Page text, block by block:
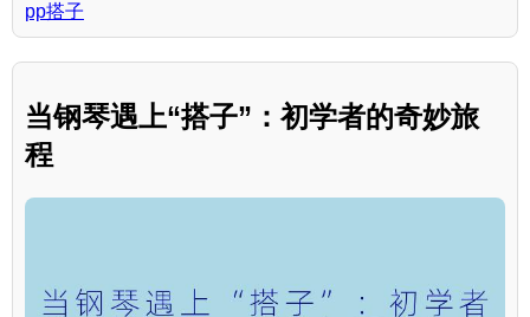
pp搭子
当钢琴遇上“搭子”：初学者的奇妙旅
程